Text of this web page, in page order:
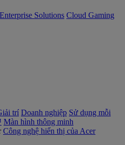
Solutions Cloud Gaming
trí Doanh nghiệp Sử dụng mỗi
Màn hình thông minh
Công nghệ hiển thị của Acer